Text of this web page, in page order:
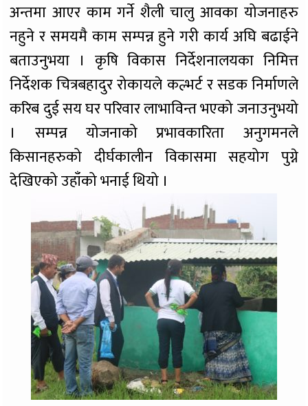
अन्तमा आएर काम गर्ने शैली चालु आवका योजनाहरु
नहुने र समयमै काम सम्पन्न हुने गरी कार्य अघि बढाईने
बताउनुभया । कृषि विकास निर्देशनालयका निमित्त
निर्देशक चित्रबहादुर रोकायले कल्भर्ट र सडक निर्माणले
करिब दुई सय घर परिवार लाभाविन्त भएको जनाउनुभयो
। सम्पन्न योजनाको प्रभावकारिता अनुगमनले
किसानहरुको दीर्घकालीन विकासमा सहयोग पुग्ने
देखिएको उहाँको भनाई थियो ।